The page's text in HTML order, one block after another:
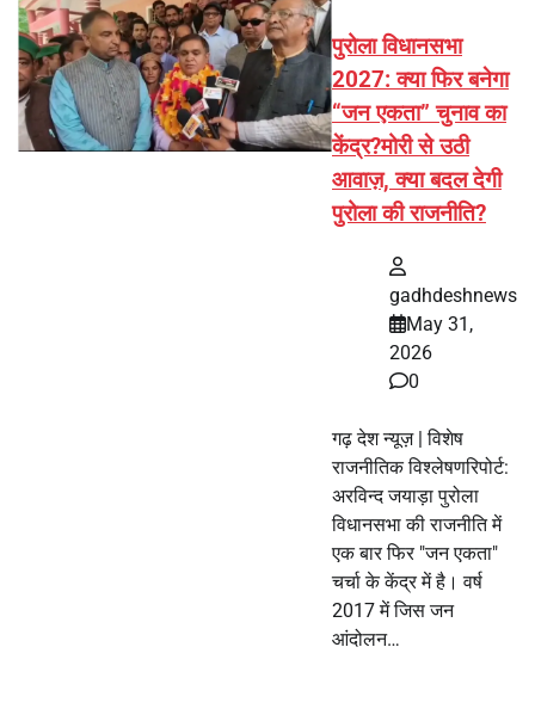
पुरोला विधानसभा
2027: क्या फिर बनेगा
“जन एकता” चुनाव का
केंद्र?मोरी से उठी
आवाज़, क्या बदल देगी
पुरोला की राजनीति?
gadhdeshnews
May 31,
2026
0
गढ़ देश न्यूज़ | विशेष
राजनीतिक विश्लेषणरिपोर्ट:
अरविन्द जयाड़ा पुरोला
विधानसभा की राजनीति में
एक बार फिर "जन एकता"
चर्चा के केंद्र में है। वर्ष
2017 में जिस जन
आंदोलन…